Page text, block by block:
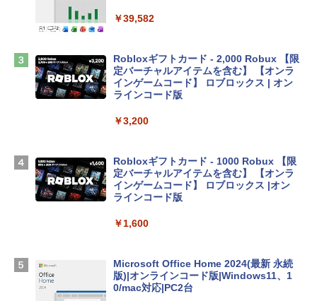
ンケース Dell NEC Lavie ASUS HP dyna
￥2,952
Apple 2026 MacBook Air M5チップ搭載
igence、13.6インチLiquid Retinaディ
ームカメラ、日本語キーボード、Touch I
D - ミッドナイト
￥314,800
￥129,800
￥39,582
Robloxギフトカード - 2,000 Robux 【限
定バーチャルアイテムを含む】 【オンラ
インゲームコード】 ロブロックス | オン
ラインコード版
￥3,200
Robloxギフトカード - 1000 Robux 【限
定バーチャルアイテムを含む】 【オンラ
インゲームコード】 ロブロックス |オン
ラインコード版
￥1,600
Microsoft Office Home 2024(最新 永続
版)|オンラインコード版|Windows11、1
0/mac対応|PC2台